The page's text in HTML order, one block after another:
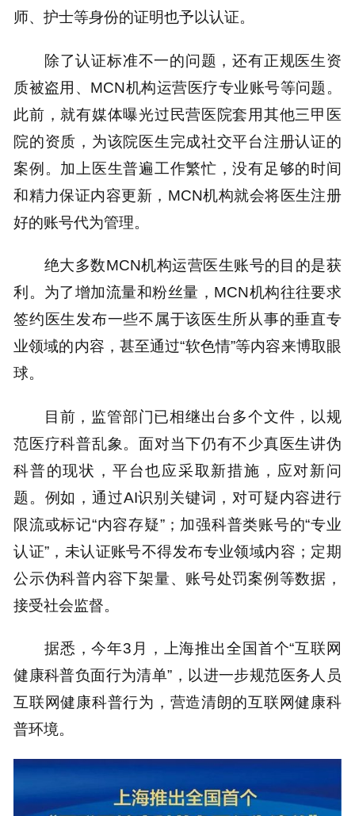
师、护士等身份的证明也予以认证。
除了认证标准不一的问题，还有正规医生资
质被盗用、MCN机构运营医疗专业账号等问题。
此前，就有媒体曝光过民营医院套用其他三甲医
院的资质，为该院医生完成社交平台注册认证的
案例。加上医生普遍工作繁忙，没有足够的时间
和精力保证内容更新，MCN机构就会将医生注册
好的账号代为管理。
绝大多数MCN机构运营医生账号的目的是获
利。为了增加流量和粉丝量，MCN机构往往要求
签约医生发布一些不属于该医生所从事的垂直专
业领域的内容，甚至通过“软色情”等内容来博取眼
球。
目前，监管部门已相继出台多个文件，以规
范医疗科普乱象。面对当下仍有不少真医生讲伪
科普的现状，平台也应采取新措施，应对新问
题。例如，通过AI识别关键词，对可疑内容进行
限流或标记“内容存疑”；加强科普类账号的“专业
认证”，未认证账号不得发布专业领域内容；定期
公示伪科普内容下架量、账号处罚案例等数据，
接受社会监督。
据悉，今年3月，上海推出全国首个“互联网
健康科普负面行为清单”，以进一步规范医务人员
互联网健康科普行为，营造清朗的互联网健康科
普环境。